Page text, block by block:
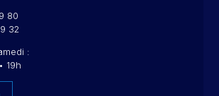
80
32
:
19h